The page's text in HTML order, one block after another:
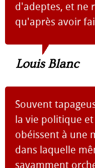
d'adeptes, et ne
qu'après avoir
Louis Blanc
Souvent
la vie politique
obéissent à une
dans laquelle
savamment